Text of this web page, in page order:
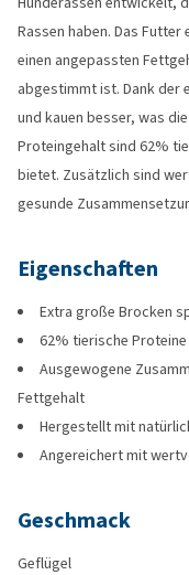
Rassen haben. Das
einen angepassten
abgestimmt ist. Dank der
und kauen besser, was
Proteingehalt sind 62%
bietet. Zusätzlich sind
gesunde
Eigenschaften
Extra große Brocken
62% tierische
Ausgewogene
Fettgehalt
Hergestellt mit
Angereichert mit
Geschmack
Geflügel